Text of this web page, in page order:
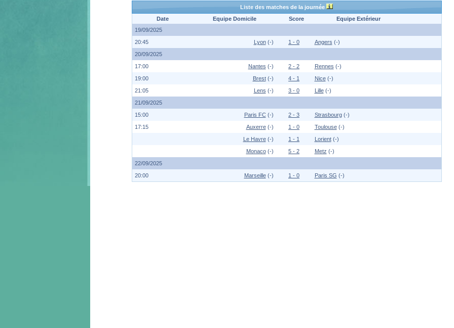
Liste des matches de la journée
Date
Equipe Domicile Score
Equipe Extérieur
19/09/2025
20:45
Lyon(-) 1 - 0 Angers (-)
20/09/2025
17:00
Nantes (-) 2 - 2 Rennes (-)
19:00
Brest(-) 4 - 1 Nice(-)
21:05
Lens (-) 3 - 0 Lille(-)
21/09/2025
15:00
Paris FC(-) 2 - 3 Strasbourg(-)
17:15
Auxerre(-) 1 - 0 Toulouse(-)
Le Havre(-) 1 - 1 Lorient(-)
Monaco(-) 5 - 2 Metz (-)
22/09/2025
20:00
Marseille(-) 1 - 0 Paris SG (-)